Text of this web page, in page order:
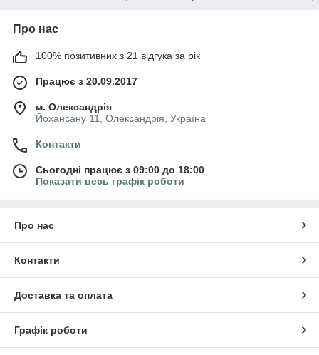
Про нас
100% позитивних з 21 відгука за рік
Працює з 20.09.2017
м. Олександрія
Йохансану 11, Олександрія, Україна
Контакти
Сьогодні працює з 09:00 до 18:00
Показати весь графік роботи
Про нас
Контакти
Доставка та оплата
Графік роботи